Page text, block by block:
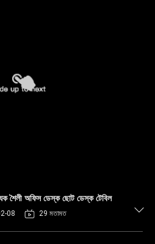
শৈলী অফিস ডেস্ক ছোট ডেস্ক টেবিল
08 29 মতামত